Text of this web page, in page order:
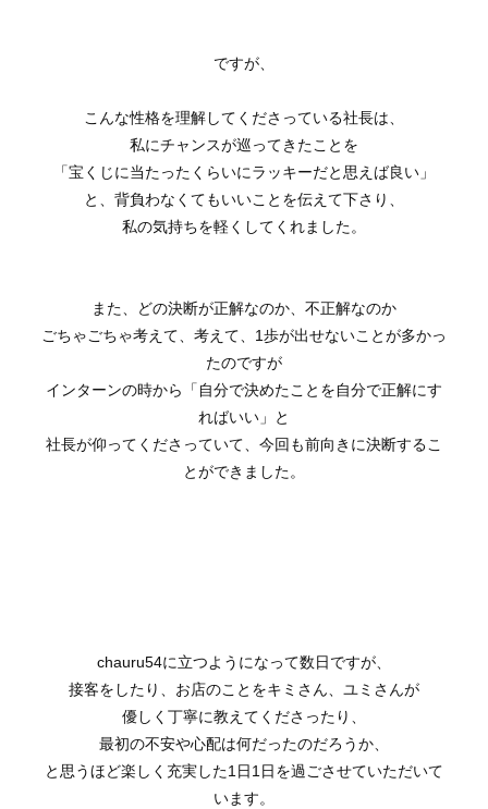
ですが、
こんな性格を理解してくださっている社長は、
私にチャンスが巡ってきたことを
「宝くじに当たったくらいにラッキーだと思えば良い」
と、背負わなくてもいいことを伝えて下さり、
私の気持ちを軽くしてくれました。
また、どの決断が正解なのか、不正解なのか
ごちゃごちゃ考えて、考えて、1歩が出せないことが多かっ
たのですが
インターンの時から「自分で決めたことを自分で正解にす
ればいい」と
社長が仰ってくださっていて、今回も前向きに決断するこ
とができました。
chauru54に立つようになって数日ですが、
接客をしたり、お店のことをキミさん、ユミさんが
優しく丁寧に教えてくださったり、
最初の不安や心配は何だったのだろうか、
と思うほど楽しく充実した1日1日を過ごさせていただいて
います。